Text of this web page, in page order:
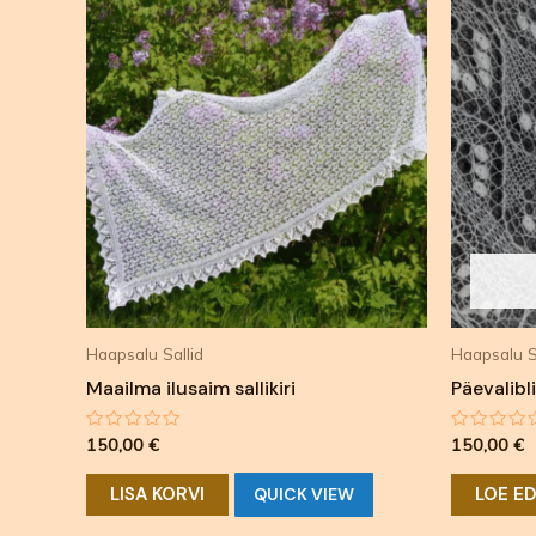
Haapsalu Sallid
Maailma ilusaim sallikiri
Hinnanguga
/
150,00 €
LISA KORVI QUICK VIEW
Haapsalu
/
150,00 €
LOE